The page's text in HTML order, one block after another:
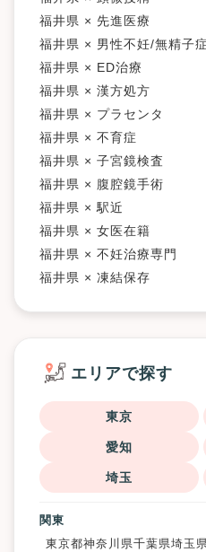
福井県 × 先進医療
福井県 × 男性不妊/無精子症
福井県 × ED治療
福井県 × 漢方処方
福井県 × プラセンタ
福井県 × 不育症
福井県 × 子宮鏡検査
福井県 × 腹腔鏡手術
福井県 × 駅近
福井県 × 女医在籍
福井県 × 不妊治療専門
福井県 × 凍結保存
エリアで探す
東京
愛知
埼玉
関東
東京都神奈川県千葉県埼玉